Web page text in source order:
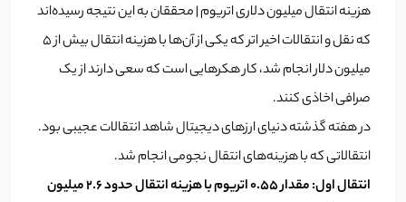
هزینه انتقال میلیون دلاری اتریوم | محققان به این نتیجه رسیده‌اند
که نقل و انتقالات اخیر اتر که یکی از آن‌ها با هزینه انتقال بیش از 5
میلیون دلار انجام شد، کار هکرهایی است که سعی دارند از یک
صرافی اخاذی کنند.
در هفته گذشته دنیای ارزهای دیجیتال شاهد انتقالات عجیبی بود.
انتقالاتی که با هزینه‌های انتقال نجومی انجام شد.
انتقال اول: مقدار 0.55 اتریوم با هزینه انتقال حدود 2.6 میلیون